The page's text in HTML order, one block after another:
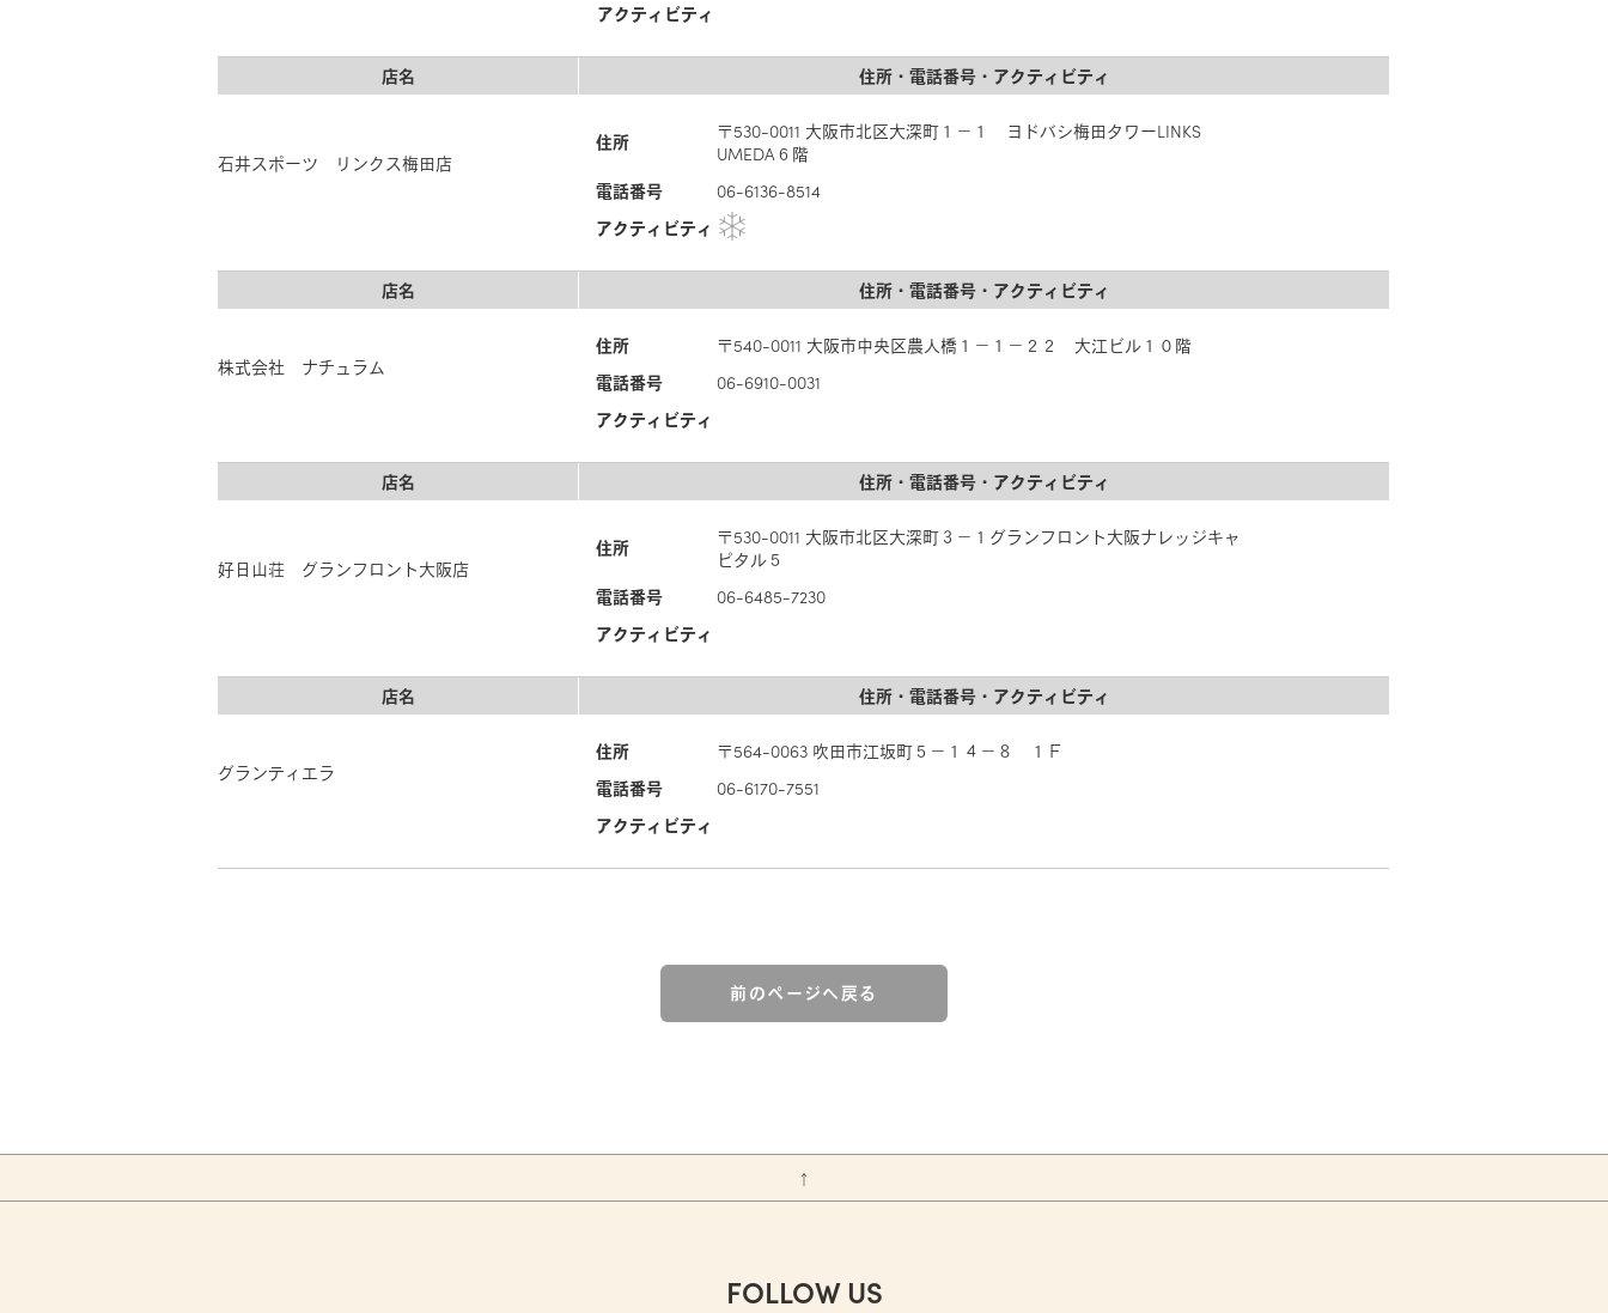
アクティビティ
店名 住所・電話番号・アクティビティ
石井スポーツ リンクス梅田店
住所
〒530-0011 大阪市北区大深町１－１ ヨドバシ梅田タワーLINKS
UMEDA６階
電話番号
06-6136-8514
アクティビティ
店名 住所・電話番号・アクティビティ
株式会社 ナチュラム
住所
〒540-0011 大阪市中央区農人橋１－１－２２ 大江ビル１０階
電話番号
06-6910-0031
アクティビティ
店名 住所・電話番号・アクティビティ
好日山荘 グランフロント大阪店
住所
〒530-0011 大阪市北区大深町３－１グランフロント大阪ナレッジキャ
ピタル５
電話番号
06-6485-7230
アクティビティ
店名 住所・電話番号・アクティビティ
グランティエラ
住所
〒564-0063 吹田市江坂町５－１４－８ １Ｆ
電話番号
06-6170-7551
アクティビティ
前のページへ戻る
↑
FOLLOW US